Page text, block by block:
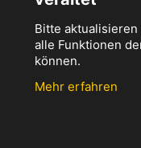
Bitte
alle Funktionen
können.
Mehr erfahren